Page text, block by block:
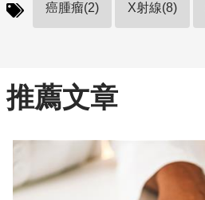
癌腫瘤(2) X射線(8)
推薦文章